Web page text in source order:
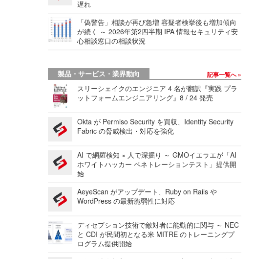
遅れ
「偽警告」相談が再び急増 容疑者検挙後も増加傾向
が続く ～ 2026年第2四半期 IPA 情報セキュリティ安
心相談窓口の相談状況
製品・サービス・業界動向 記事一覧へ
スリーシェイクのエンジニア 4 名が翻訳『実践 プラ
ットフォームエンジニアリング』8 / 24 発売
Okta が Permiso Security を買収、Identity Security
Fabric の脅威検出・対応を強化
AI で網羅検知 × 人で深掘り ～ GMOイエラエが「AI
ホワイトハッカー ペネトレーションテスト」提供開
始
AeyeScan がアップデート、Ruby on Rails や
WordPress の最新脆弱性に対応
ディセプション技術で敵対者に能動的に関与 ～ NEC
と CDI が民間初となる米 MITRE のトレーニングプ
ログラム提供開始